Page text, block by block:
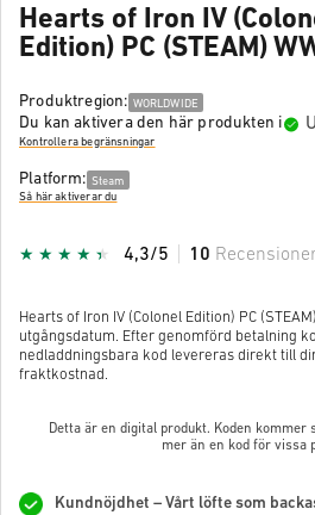
Hearts of Iron IV
Edition) PC (STEAM)
Produktregion: WORLDWIDE
Du kan aktivera den här produkten i
Kontrollera begränsningar
Platform: Steam
Så här aktiverar du
4,3/5 10
Hearts of Iron IV (Colonel Edition) PC
utgångsdatum. Efter genomförd betalning
nedladdningsbara kod levereras direkt till
fraktkostnad.
Detta är en digital produkt. Koden kommer
mer än en kod för vissa
Kundnöjdhet – Vårt löfte som